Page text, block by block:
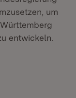
um
entwickeln.